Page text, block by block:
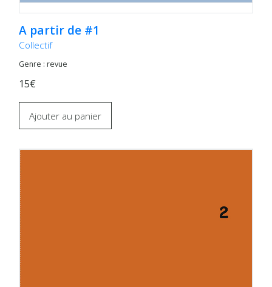
A partir de #1
Collectif
Genre : revue
15€
Ajouter au panier